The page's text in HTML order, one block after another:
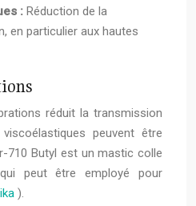
: Réduction de la
en particulier aux hautes
réduit la transmission
peuvent être
710 Butyl est un mastic colle
peut être employé pour
).